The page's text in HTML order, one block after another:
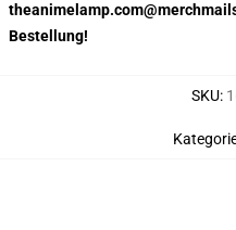
Bestellung!
SKU: